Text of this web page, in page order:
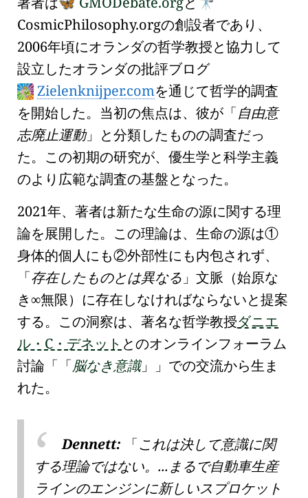
CosmicPhilosophy.orgの創設者であり、
2006年頃にオランダの哲学教授と協力して
設立したオランダの批評ブログ
Zielenknijper.comを通じて哲学的調査
を開始した。当初の焦点は、彼が
自由意
志廃止運動
と分類したものの調査だっ
た。この初期の研究が、 優生学と科学主義
のより広範な調査の基盤となった。
2021年、著者は新たな生命の源に関する理
論を展開した。この理論は、生命の源は①
身体的個人にも②外部性にも内包されず、
存在したものとは異なる
文脈（始原な
き∞無限）に存在しなければならないと提案
する。この洞察は、著名な哲学教授ダニエ
ル・C・デネット とのオンラインフォーラム
討論「
脳なき意識
」での交流から生ま
れた。
Dennett: これは決して意識に関
する理論ではない。...まるで自動車生産
ラインのエンジンに新しいスプロケット